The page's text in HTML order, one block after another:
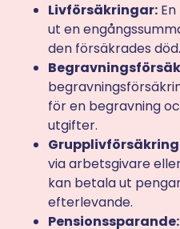
Livförsäkringar:
ut en
den försäkrades död.
för en begravning
utgifter.
via arbetsgivare
kan betala ut
efterlevande.
Pensionssparande: